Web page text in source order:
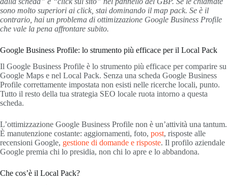
sono molto superiori ai click, stai dominando il map pack. Se è il
contrario, hai un problema di ottimizzazione Google Business Profile
che vale la pena affrontare subito.
Google Business Profile: lo strumento più efficace per il Local Pack
Il Google Business Profile è lo strumento più efficace per comparire su
Google Maps e nel Local Pack. Senza una scheda Google Business
Profile correttamente impostata non esisti nelle ricerche locali, punto.
Tutto il resto della tua strategia SEO locale ruota intorno a questa
scheda.
L’ottimizzazione Google Business Profile non è un’attività una tantum.
È manutenzione costante: aggiornamenti, foto, post, risposte alle
recensioni Google, gestione di domande e risposte. Il profilo aziendale
Google premia chi lo presidia, non chi lo apre e lo abbandona.
Che cos’è il Local Pack?